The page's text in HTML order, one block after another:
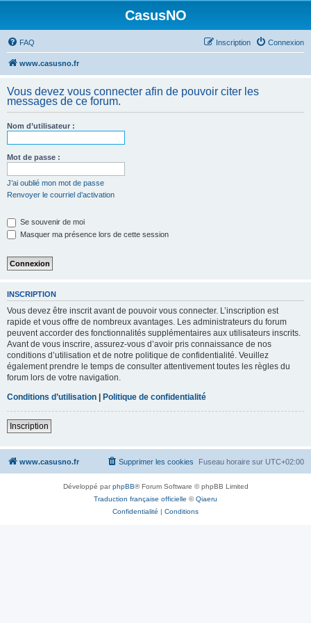
CasusNO
FAQ Connexion
Inscription
www.casusno.fr
Vous devez vous connecter afin de pouvoir citer les
messages de ce forum.
Nom d’utilisateur :
Mot de passe :
J’ai oublié mon mot de passe
Renvoyer le courriel d’activation
Se souvenir de moi
Masquer ma présence lors de cette session
INSCRIPTION
Vous devez être inscrit avant de pouvoir vous connecter. L’inscription est
rapide et vous offre de nombreux avantages. Les administrateurs du forum
peuvent accorder des fonctionnalités supplémentaires aux utilisateurs inscrits.
Avant de vous inscrire, assurez-vous d’avoir pris connaissance de nos
conditions d’utilisation et de notre politique de confidentialité. Veuillez
également prendre le temps de consulter attentivement toutes les règles du
forum lors de votre navigation.
Conditions d’utilisation | Politique de confidentialité
Inscription
www.casusno.fr Fuseau horaire sur UTC+02:00
Supprimer les cookies
Développé parphpBB® Forum Software © phpBB Limited
Traduction française officielle ©Qiaeru
Confidentialité | Conditions